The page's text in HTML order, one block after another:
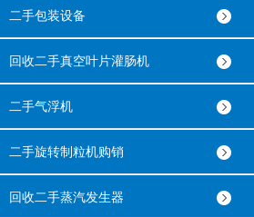
二手包装设备
回收二手真空叶片灌肠机
二手气浮机
二手旋转制粒机购销
回收二手蒸汽发生器